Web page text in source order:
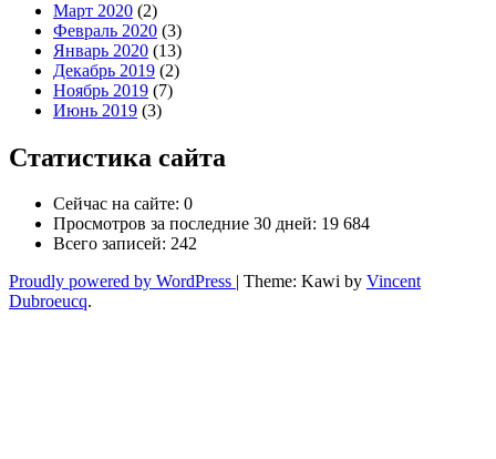
Март 2020 (2)
Февраль 2020 (3)
Январь 2020 (13)
Декабрь 2019 (2)
Ноябрь 2019 (7)
Июнь 2019 (3)
Статистика сайта
Сейчас на сайте: 0
Просмотров за последние 30 дней: 19 684
Всего записей: 242
Proudly powered by WordPress | Theme: Kawi by Vincent
Dubroeucq.